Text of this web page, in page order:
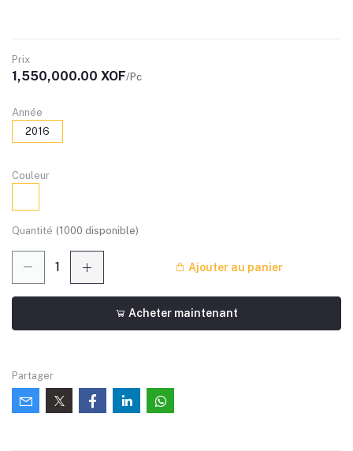
Prix
1,550,000.00 XOF/Pc
Année
2016
Couleur
Quantité (1000 disponible)
Ajouter au panier
Acheter maintenant
Partager